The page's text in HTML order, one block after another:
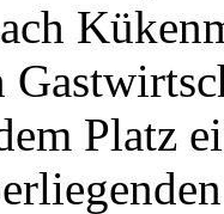
Platz